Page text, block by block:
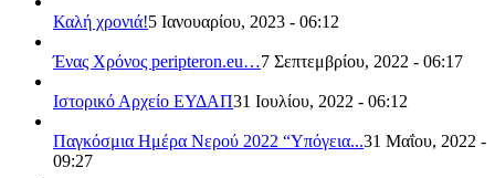
Καλή χρονιά!5 Ιανουαρίου, 2023 - 06:12
Ένας Χρόνος peripteron.eu…7 Σεπτεμβρίου, 2022 - 06:17
Ιστορικό Αρχείο ΕΥΔΑΠ31 Ιουλίου, 2022 - 06:12
Παγκόσμια Ημέρα Νερού 2022 “Υπόγεια...31 Μαΐου, 2022 -
09:27